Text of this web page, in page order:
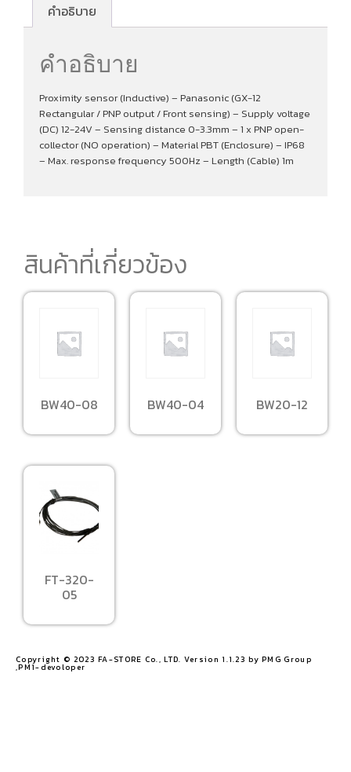
คำอธิบาย
คำอธิบาย
Proximity sensor (Inductive) – Panasonic (GX-12
Rectangular / PNP output / Front sensing) – Supply voltage
(DC) 12-24V – Sensing distance 0-3.3mm – 1 x PNP open-
collector (NO operation) – Material PBT (Enclosure) – IP68
– Max. response frequency 500Hz – Length (Cable) 1m
สินค้าที่เกี่ยวข้อง
BW40-08 BW40-04 BW20-12
FT-320-
05
Copyright © 2023 FA-STORE Co., LTD. Version 1.1.23 by PMG Group
,PM1-devoloper​